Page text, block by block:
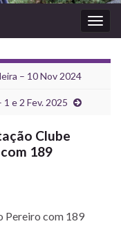
– 10 Nov 2024
e 2 Fev. 2025
Clube
189
Pereiro com 189